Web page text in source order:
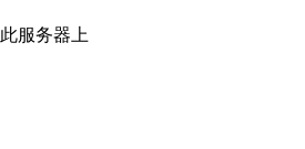
服务器上